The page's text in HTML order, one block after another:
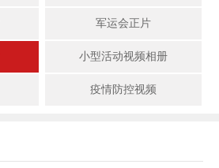
军运会正片
小型活动视频相册
疫情防控视频